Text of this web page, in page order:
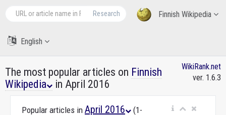
Finnish Wikipedia
Research
English
The most popular articles on Finnish
Wikipedia
in April 2016
WikiRank.net
ver. 1.6.3
Popular articles in April 2016
(1-